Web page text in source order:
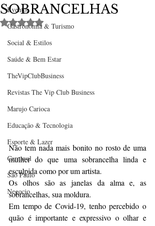
Eventos
Gastronomia & Turismo
Social & Estilos
Saúde & Bem Estar
TheVipClubBusiness
Revistas The Vip Club Business
Marujo Carioca
Educação & Tecnologia
Esporte & Lazer
Carnaval
São Paulo
Negocio
SOBRANCELHAS
Avaliado com NaN de 5 estrelas.
Não tem nada mais bonito no rosto de uma
mulher do que uma sobrancelha linda e
esculpida como por um artista.
Os olhos são as janelas da alma e, as
sobrancelhas, sua moldura.
Em tempo de Covid-19, tenho percebido o
quão é importante e expressivo o olhar e